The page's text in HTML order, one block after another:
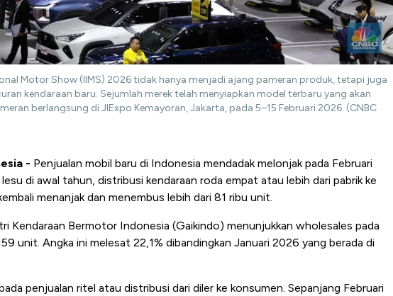
Motor Show (IIMS) 2026 tidak hanya menjadi ajang pameran produk, tetapi juga
kendaraan baru. Sejumlah merek telah menyiapkan model terbaru yang akan
berlangsung di JIExpo Kemayoran, Jakarta, pada 5–15 Februari 2026. (CNBC
- Penjualan mobil baru di Indonesia mendadak melonjak pada Februari
di awal tahun, distribusi kendaraan roda empat atau lebih dari pabrik ke
menanjak dan menembus lebih dari 81 ribu unit.
Kendaraan Bermotor Indonesia (Gaikindo) menunjukkan wholesales pada
unit. Angka ini melesat 22,1% dibandingkan Januari 2026 yang berada di
penjualan ritel atau distribusi dari diler ke konsumen. Sepanjang Februari